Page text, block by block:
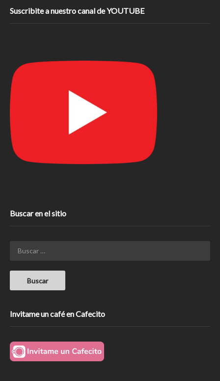
Suscribite a nuestro canal de YOUTUBE
Buscar en el sitio
Invitame un café en Cafecito